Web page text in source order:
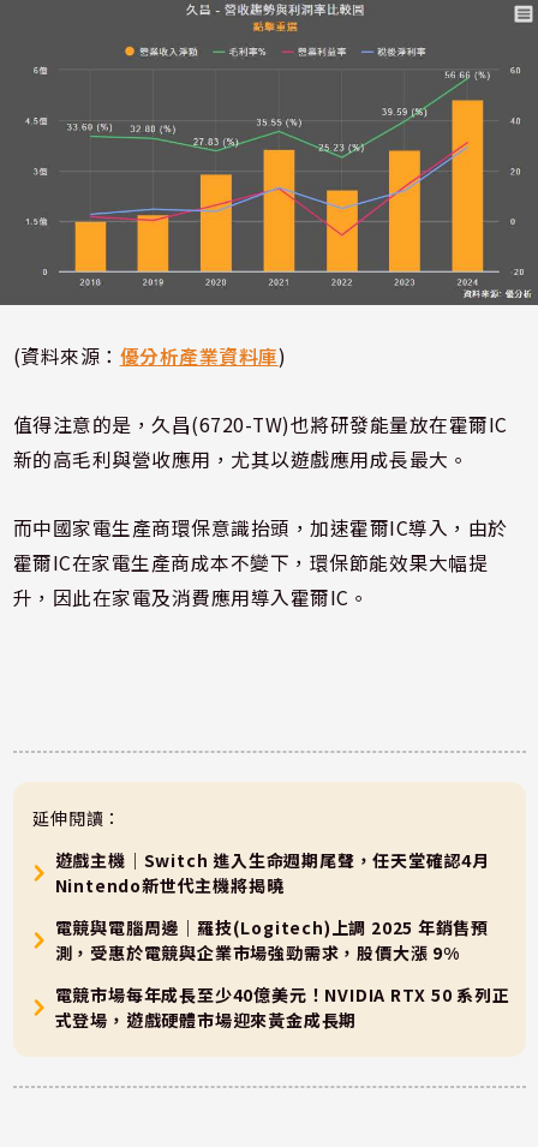
(資料來源： 優分析產業資料庫)
值得注意的是，久昌(6720-TW)也將研發能量放在霍爾IC
新的高毛利與營收應用，尤其以遊戲應用成長最大。
而中國家電生產商環保意識抬頭，加速霍爾IC導入，由於
霍爾IC在家電生產商成本不變下，環保節能效果大幅提
升，因此在家電及消費應用導入霍爾IC。
延伸閱讀：
遊戲主機｜Switch 進入生命週期尾聲，任天堂確認4月
Nintendo新世代主機將揭曉
電競與電腦周邊｜羅技(Logitech)上調 2025 年銷售預
測，受惠於電競與企業市場強勁需求，股價大漲 9%
電競市場每年成長至少40億美元！NVIDIA RTX 50 系列正
式登場，遊戲硬體市場迎來黃金成長期